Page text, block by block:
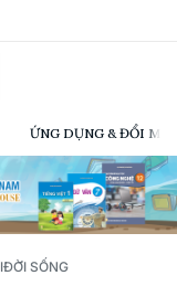
ỨNG DỤNG & ĐỔI
ĐỜI SỐNG